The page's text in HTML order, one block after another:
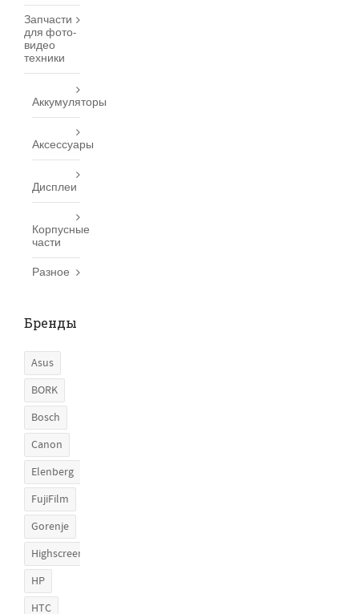
Запчасти
для фото-
видео
техники
Аккумуляторы
Аксессуары
Дисплеи
Корпусные
части
Разное
Бренды
Asus
BORK
Bosch
Canon
Elenberg
FujiFilm
Gorenje
Highscreen
HP
HTC